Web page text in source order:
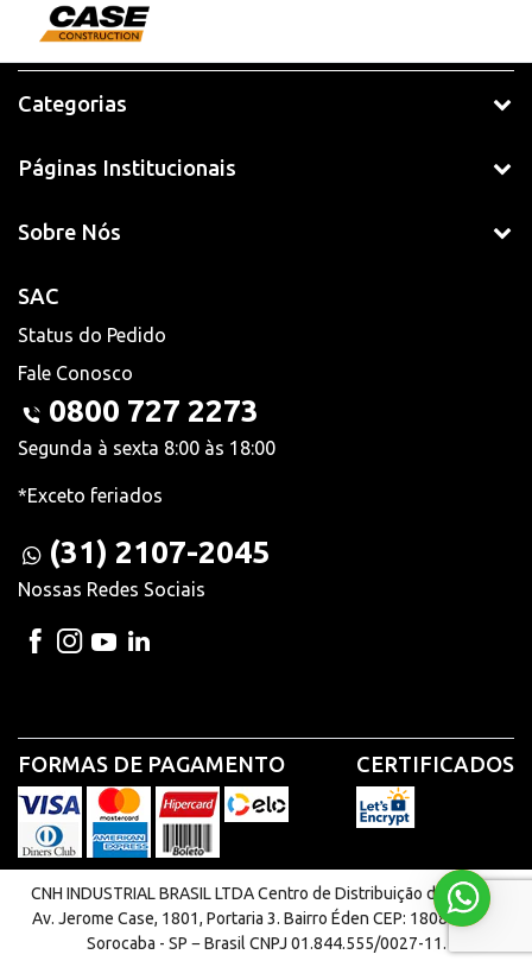
Categorias
Páginas Institucionais
Sobre Nós
SAC
Status do Pedido
Fale Conosco
0800 727 2273
Segunda à sexta 8:00 às 18:00
*Exceto feriados
(31) 2107-2045
Nossas Redes Sociais
FORMAS DE PAGAMENTO CERTIFICADOS
CNH INDUSTRIAL BRASIL LTDA Centro de Distribuição de Peças |
Av. Jerome Case, 1801, Portaria 3. Bairro Éden CEP: 18087-220 -
Sorocaba - SP − Brasil CNPJ 01.844.555/0027-11.